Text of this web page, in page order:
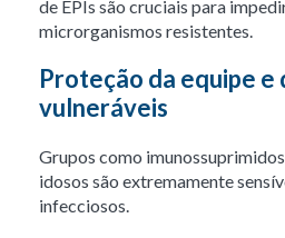
de EPIs são cruciais para
microrganismos resistentes.
Proteção da equipe e
vulneráveis
Grupos como
idosos são extremamente
infecciosos.